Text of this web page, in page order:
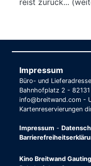
Impressum
Büro- und
Bahnhofplatz 2 -
info@breitwand.com -
Kartenreservierungen
Impressum -
Kino Breitwand Gauting